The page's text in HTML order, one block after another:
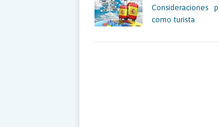
Consideraciones
como turista